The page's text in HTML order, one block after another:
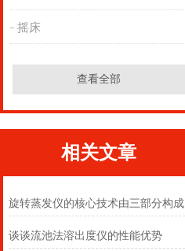
摇床
查看全部
相关文章
旋转蒸发仪的核心技术由三部分构成
谈谈流池法溶出度仪的性能优势